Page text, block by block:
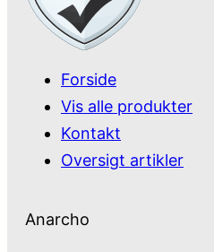
Forside
Vis alle produkter
Kontakt
Oversigt artikler
Anarcho